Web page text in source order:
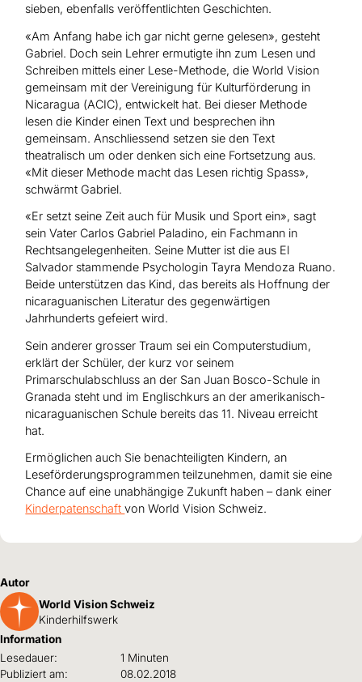
sieben, ebenfalls veröffentlichten Geschichten.
«Am Anfang habe ich gar nicht gerne gelesen», gesteht
Gabriel. Doch sein Lehrer ermutigte ihn zum Lesen und
Schreiben mittels einer Lese-Methode, die World Vision
gemeinsam mit der Vereinigung für Kulturförderung in
Nicaragua (ACIC), entwickelt hat. Bei dieser Methode
lesen die Kinder einen Text und besprechen ihn
gemeinsam. Anschliessend setzen sie den Text
theatralisch um oder denken sich eine Fortsetzung aus.
«Mit dieser Methode macht das Lesen richtig Spass»,
schwärmt Gabriel.
«Er setzt seine Zeit auch für Musik und Sport ein», sagt
sein Vater Carlos Gabriel Paladino, ein Fachmann in
Rechtsangelegenheiten. Seine Mutter ist die aus El
Salvador stammende Psychologin Tayra Mendoza Ruano.
Beide unterstützen das Kind, das bereits als Hoffnung der
nicaraguanischen Literatur des gegenwärtigen
Jahrhunderts gefeiert wird.
Sein anderer grosser Traum sei ein Computerstudium,
erklärt der Schüler, der kurz vor seinem
Primarschulabschluss an der San Juan Bosco-Schule in
Granada steht und im Englischkurs an der amerikanisch-
nicaraguanischen Schule bereits das 11. Niveau erreicht
hat.
Ermöglichen auch Sie benachteiligten Kindern, an
Leseförderungsprogrammen teilzunehmen, damit sie eine
Chance auf eine unabhängige Zukunft haben – dank einer
Kinderpatenschaftvon World Vision Schweiz.
Autor
World Vision Schweiz
Kinderhilfswerk
Information
Lesedauer:
1 Minuten
Publiziert am:
08.02.2018